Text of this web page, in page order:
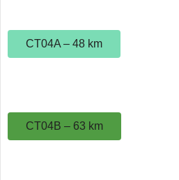
CT04A – 48 km
CT04B – 63 km